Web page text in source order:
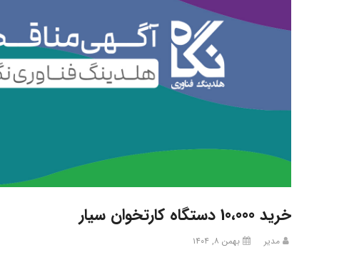
خرید 10،000 دستگاه کارتخوان سیار
مدیر بهمن ۸, ۱۴۰۴